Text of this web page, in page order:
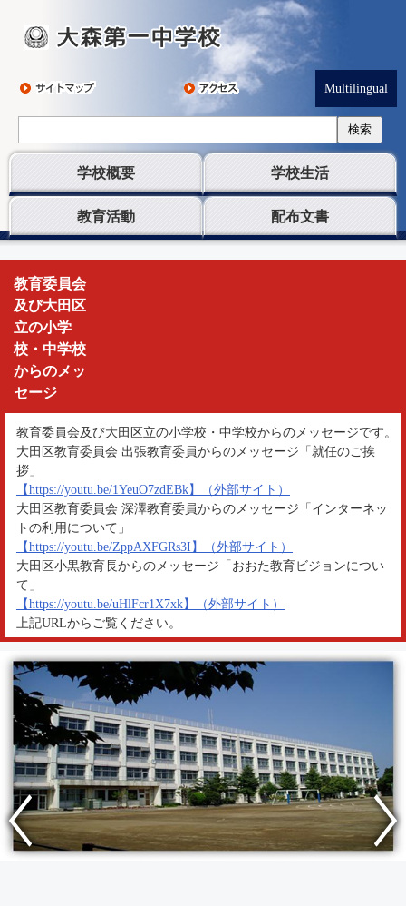
Multilingual
検索
学校概要 学校生活
教育活動 配布文書
大
森
第
一
中
学
校
教育委員会
及び大田区
立の小学
校・中学校
からのメッ
セージ
教育委員会及び大田区立の小学校・中学校からのメッセージです。
大田区教育委員会 出張教育委員からのメッセージ「就任のご挨
拶」
【https://youtu.be/1YeuO7zdEBk】（外部サイト）
大田区教育委員会 深澤教育委員からのメッセージ「インターネッ
トの利用について」
【https://youtu.be/ZppAXFGRs3I】（外部サイト）
大田区小黒教育長からのメッセージ「おおた教育ビジョンについ
て」
【https://youtu.be/uHlFcr1X7xk】（外部サイト）
上記URLからご覧ください。